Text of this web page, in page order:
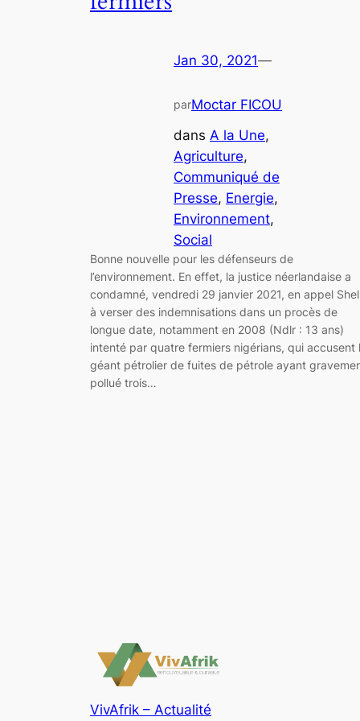
Jan 30, 2021—
parMoctar FICOU
dans A la Une
Agriculture
Communiqué de
Presse, Energie
Environnement
Social
Bonne nouvelle pour les défenseurs de
l’environnement. En effet, la justice néerlandaise a
condamné, vendredi 29 janvier 2021, en appel
à verser des indemnisations dans un procès de
longue date, notamment en 2008 (Ndlr : 13 ans)
intenté par quatre fermiers nigérians, qui accusent
géant pétrolier de fuites de pétrole ayant
pollué trois…
VivAfrik – Actualité